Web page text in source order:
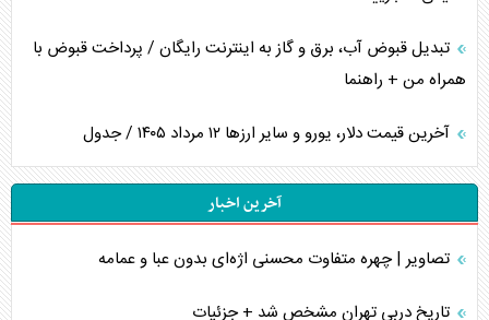
تبدیل قبوض آب، برق و گاز به اینترنت رایگان / پرداخت قبوض با
همراه من + راهنما
آخرین قیمت دلار، یورو و سایر ارز‌ها ۱۲ مرداد ۱۴۰۵ / جدول
آخرین اخبار
تصاویر | چهره متفاوت محسنی اژه‌ای بدون عبا و عمامه
تاریخ دربی تهران مشخص شد + جزئیات